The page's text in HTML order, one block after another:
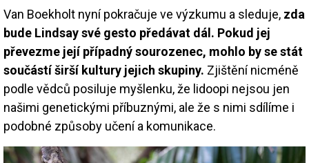
Van Boekholt nyní pokračuje ve výzkumu a sleduje, zda
bude Lindsay své gesto předávat dál. Pokud jej
převezme její případný sourozenec, mohlo by se stát
součástí širší kultury jejich skupiny. Zjištění nicméně
podle vědců posiluje myšlenku, že lidoopi nejsou jen
našimi genetickými příbuznými, ale že s nimi sdílíme i
podobné způsoby učení a komunikace.
Image